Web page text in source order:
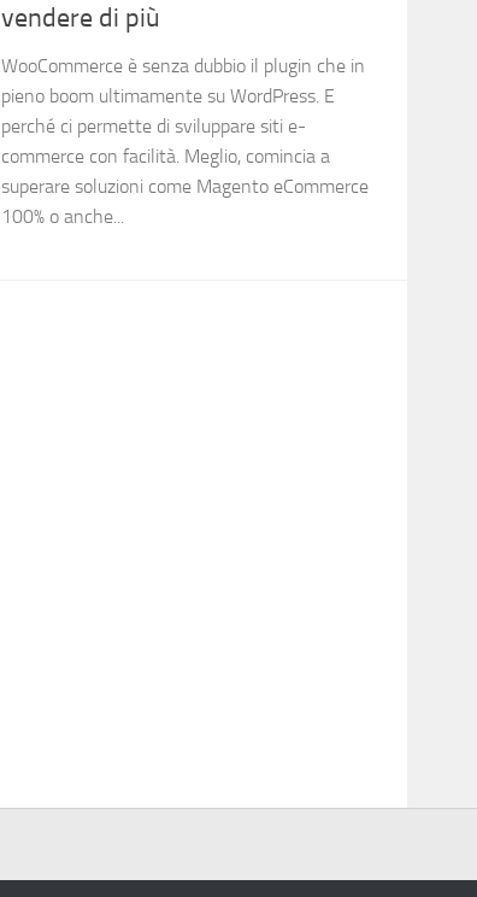
vendere di più
WooCommerce è senza dubbio il plugin che in
pieno boom ultimamente su WordPress. E
perché ci permette di sviluppare siti e-
commerce con facilità. Meglio, comincia a
superare soluzioni come Magento eCommerce
100% o anche...